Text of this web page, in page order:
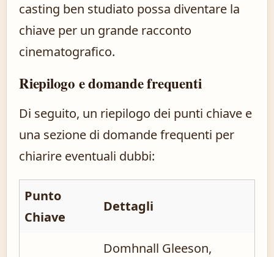
casting ben studiato possa diventare la
chiave per un grande racconto
cinematografico.
Riepilogo e domande frequenti
Di seguito, un riepilogo dei punti chiave e
una sezione di domande frequenti per
chiarire eventuali dubbi:
Punto
Chiave
Dettagli
Domhnall Gleeson,